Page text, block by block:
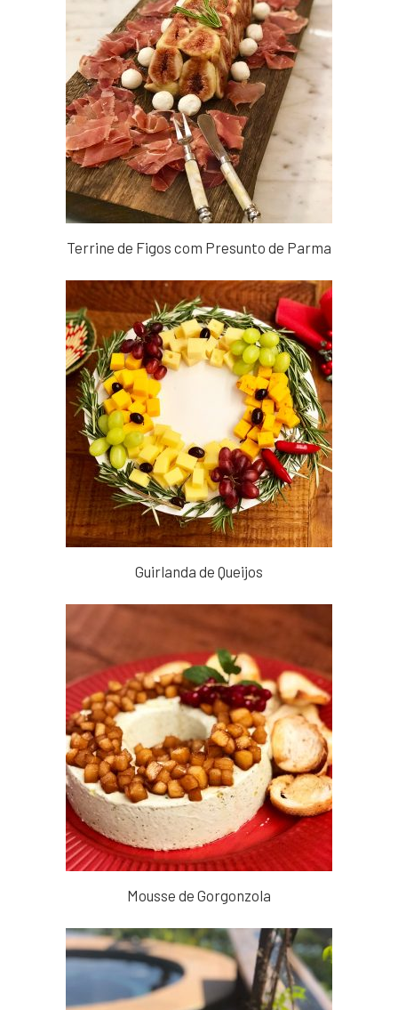
Terrine de Figos com Presunto de Parma
Guirlanda de Queijos
Mousse de Gorgonzola